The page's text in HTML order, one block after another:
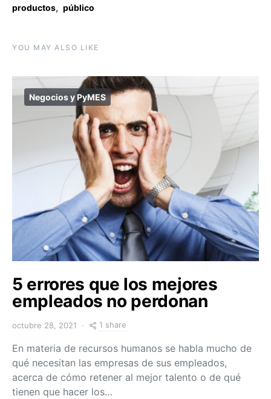
productos, público
YOU MAY ALSO LIKE
Negocios y PyMES
5 errores que los mejores
empleados no perdonan
octubre 28, 2021 1 share
En materia de recursos humanos se habla mucho de
qué necesitan las empresas de sus empleados,
acerca de cómo retener al mejor talento o de qué
tienen que hacer los…